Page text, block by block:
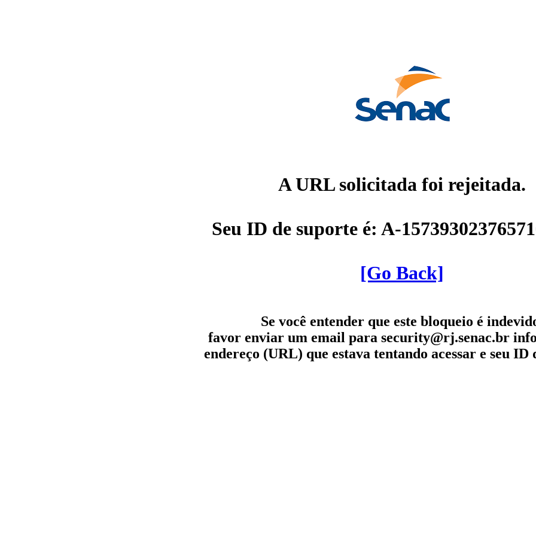
A URL solicitada foi rejeitada.
Seu ID de suporte é: A-
[Go Back]
Se você entender que este bloqueio é
favor enviar um email para security@rj.senac.br
endereço (URL) que estava tentando acessar e seu ID